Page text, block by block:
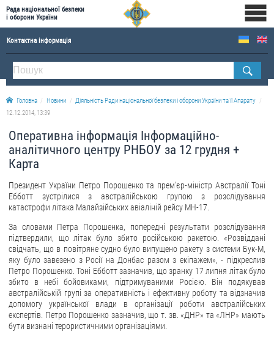
Рада національної безпеки
і оборони України
Контактна інформація
ПРО РНБОУ
Склад Ради національної безпеки і оборони України
Апарат Ради національної безпеки і оборони України
Історична довідка про діяльність Ради національної безпеки і оборони України
ОФІЦІЙНІ ДОКУМЕНТИ
ПРЕСЦЕНТР
Drone Deals
Фотогалерея
Відеогалерея
ЗВЕРНЕННЯ ГРОМАДЯН
Звернення громадян
Головна Новини
Діяльність Ради національної безпеки і оборони України та її Апарату
12.12.2014, 13:39
Оперативна інформація Інформаційно-
аналітичного центру РНБОУ за 12 грудня +
Карта
Президент України Петро Порошенко та прем'єр-міністр Австралії Тоні
Ебботт зустрілися з австралійською групою з розслідування
катастрофи літака Малайзійських авіаліній рейсу МН-17.
За словами Петра Порошенка, попередні результати розслідування
підтвердили, що літак було збито російською ракетою. «Розвіддані
свідчать, що в повітряне судно було випущено ракету з системи Бук-М,
яку було завезено з Росії на Донбас разом з екіпажем», - підкреслив
Петро Порошенко. Тоні Ебботт зазначив, що зранку 17 липня літак було
збито в небі бойовиками, підтримуваними Росією. Він подякував
австралійській групі за оперативність і ефективну роботу та відзначив
допомогу української влади в організації роботи австралійських
експертів. Петро Порошенко зазначив, що т. зв. «ДНР» та «ЛНР» мають
бути визнані терористичними організаціями.